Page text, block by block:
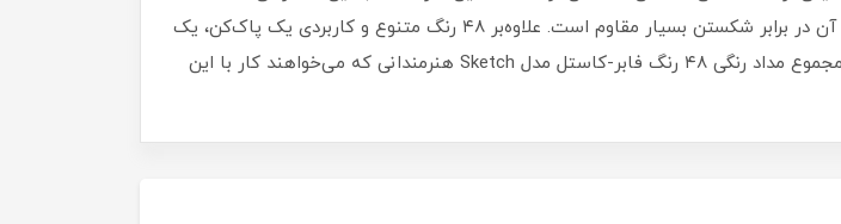
لازم نیست نگران شکسته شدن پی‌درپی نوک مدادها باشید چرا که مغزی و نوک آن در برابر شکستن بسیار مقاوم است. علاوه‌بر ۴۸ رنگ متنوع و کاربردی یک پاک‌کن، یک
عدد تراش و دو عدد مداد طراحی در جعبه‌ی این محصول قرار داده شده است. در مجموع مداد رنگی ۴۸ رنگ فابر-کاستل مدل Sketch هنرمندانی که می‌خواهند کار با این